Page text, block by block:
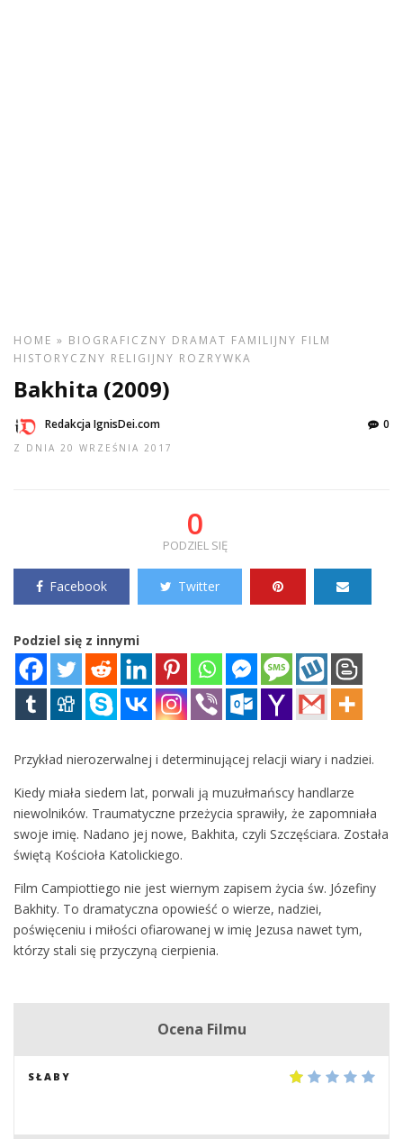
HOME » BIOGRAFICZNY DRAMAT FAMILIJNY FILM
HISTORYCZNY RELIGIJNY ROZRYWKA
Bakhita (2009)
Redakcja IgnisDei.com
Z DNIA 20 WRZEŚNIA 2017
0
0
PODZIEL SIĘ
Facebook Twitter
Podziel się z innymi
Przykład nierozerwalnej i determinującej relacji wiary i nadziei.
Kiedy miała siedem lat, porwali ją muzułmańscy handlarze
niewolników. Traumatyczne przeżycia sprawiły, że zapomniała
swoje imię. Nadano jej nowe, Bakhita, czyli Szczęściara. Została
świętą Kościoła Katolickiego.
Film Campiottiego nie jest wiernym zapisem życia św. Józefiny
Bakhity. To dramatyczna opowieść o wierze, nadziei,
poświęceniu i miłości ofiarowanej w imię Jezusa nawet tym,
którzy stali się przyczyną cierpienia.
Ocena Filmu
SŁABY